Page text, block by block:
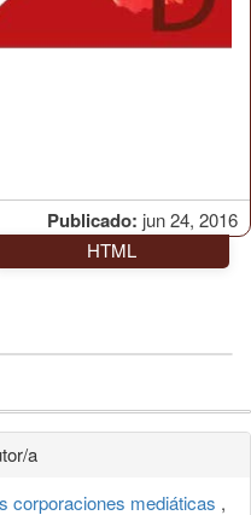
Publicado: jun 24, 2016
HTML
a
corporaciones mediáticas ,